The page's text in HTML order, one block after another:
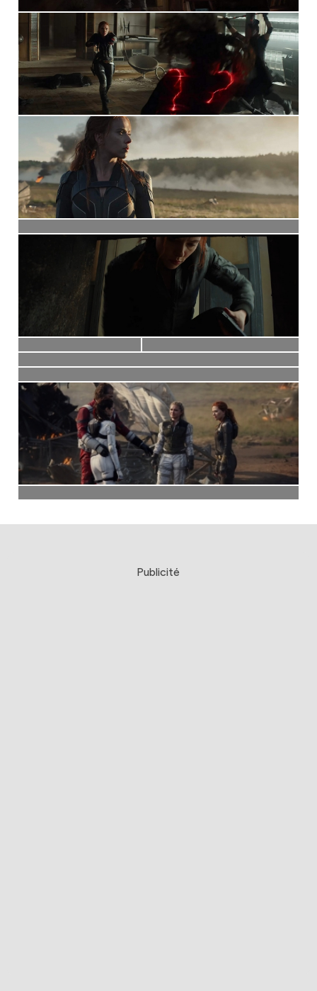
Publicité